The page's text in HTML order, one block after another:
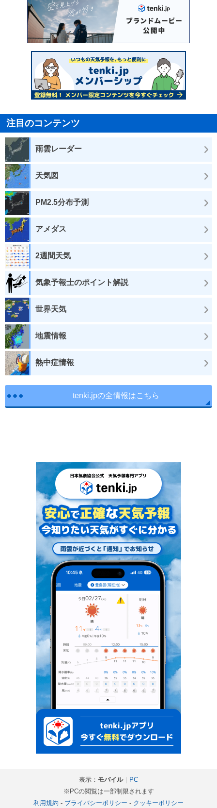
注目のコンテンツ
雨雲レーダー
天気図
PM2.5分布予測
アメダス
2週間天気
気象予報士のポイント解説
世界天気
地震情報
熱中症情報
tenki.jpの全情報はこちら
表示： モバイル｜ PC
※PCの閲覧は一部制限されます
利用規約 - プライバシーポリシー - クッキーポリシー